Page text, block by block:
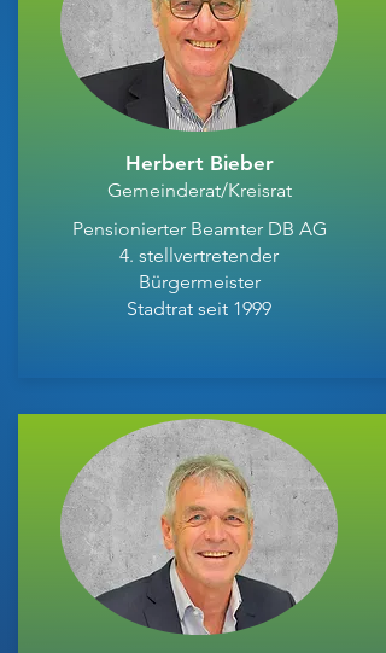
Herbert Bieber
Gemeinderat/Kreisrat
Pensionierter Beamter DB AG
4. stellvertretender
Bürgermeister
Stadtrat seit 1999